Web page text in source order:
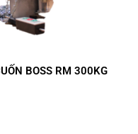
BOSS RM 300KG